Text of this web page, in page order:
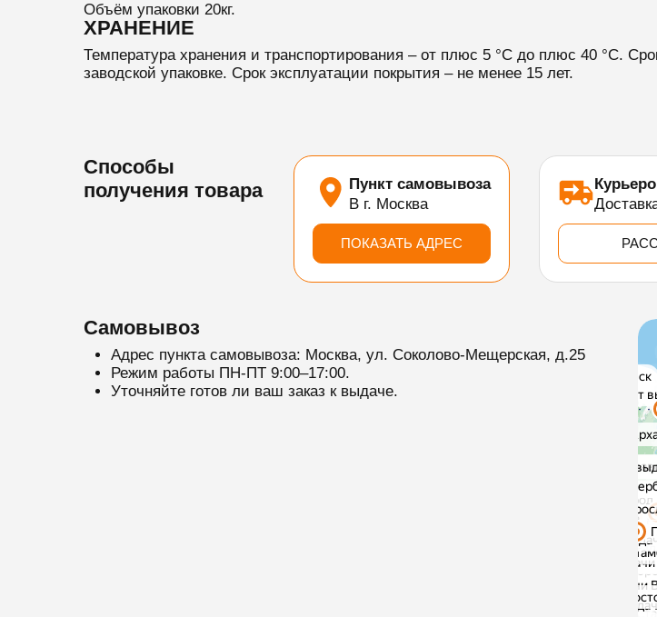
Объём упаковки 20кг.
ХРАНЕНИЕ
Температура хранения и транспортирования – от плюс 5 °С до плюс 40 °С.
заводской упаковке. Срок эксплуатации покрытия – не менее 15 лет.
Способы
получения товара
Пункт самовывоза
В г. Москва
ПОКАЗАТЬ АДРЕС
Самовывоз
Адрес пункта самовывоза: Москва, ул. Соколово-Мещерская, д.25
Режим работы ПН-ПТ 9:00–17:00.
Уточняйте готов ли ваш заказ к выдаче.